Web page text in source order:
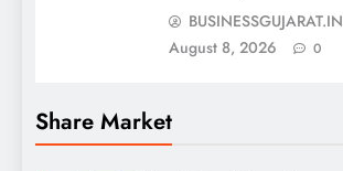
BUSINESSGUJARAT.IN
August 8, 2026
0
Share Market